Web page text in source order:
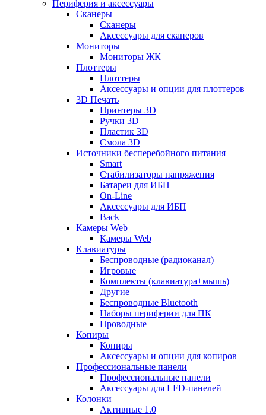
Периферия и аксессуары
Сканеры
Сканеры
Аксессуары для сканеров
Мониторы
Мониторы ЖК
Плоттеры
Плоттеры
Аксессуары и опции для плоттеров
3D Печать
Принтеры 3D
Ручки 3D
Пластик 3D
Смола 3D
Источники бесперебойного питания
Smart
Стабилизаторы напряжения
Батареи для ИБП
On-Line
Аксессуары для ИБП
Back
Камеры Web
Камеры Web
Клавиатуры
Беспроводные (радиоканал)
Игровые
Комплекты (клавиатура+мышь)
Другие
Беспроводные Bluetooth
Наборы периферии для ПК
Проводные
Копиры
Копиры
Аксессуары и опции для копиров
Профессиональные панели
Профессиональные панели
Аксессуары для LFD-панелей
Колонки
Активные 1.0